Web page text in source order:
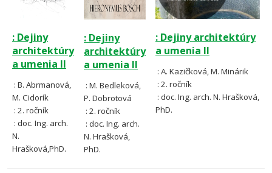
: Dejiny
architektúry
a umenia II
: B. Abrmanová,
M. Cidorík
: 2. ročník
: doc. Ing. arch.
N.
Hrašková,PhD.
: Dejiny
architektúry
a umenia II
: M. Bedleková,
P. Dobrotová
: 2. ročník
: doc. Ing. arch.
N. Hrašková,
PhD.
: Dejiny architektúry
a umenia II
: A. Kazičková,M. Minárik
: 2. ročník
: doc. Ing. arch. N. Hrašková,
PhD.